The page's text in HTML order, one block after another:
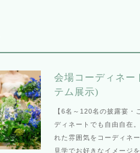
会場コーディネー
テム展示)
【6名～120名の披露宴・
ディネートでも自由自在
れた雰囲気をコーディネ
見学でお好きなイメージ